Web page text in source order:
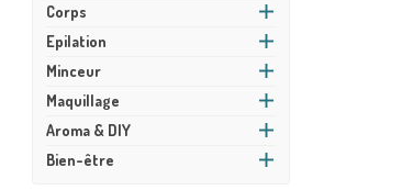
Corps
Epilation
Minceur
Maquillage
Aroma & DIY
Bien-être